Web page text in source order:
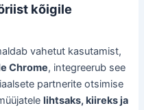
kõigile
vahetut kasutamist,
Chrome, integreerub see
partnerite otsimise
lihtsaks, kiireks ja